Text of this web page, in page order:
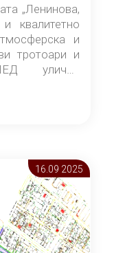
„Ленинова,
квалитетно
и
тротоари и
улично
16.09 2025